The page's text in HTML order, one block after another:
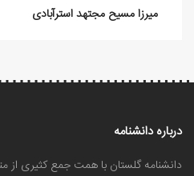
میرزا مسیح مجتهد استرآبادی
درباره دانشنامه
دانشنامه گلستان با همت جمع کثیری از